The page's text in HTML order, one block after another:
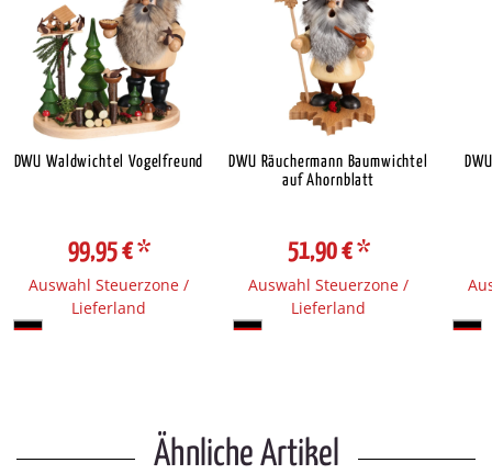
DWU Waldwichtel Vogelfreund
99,95 €*
Auswahl Steuerzone /
Lieferland
DWU Räuchermann Baumwichtel
auf Ahornblatt
51,90 €*
Auswahl Steuerzone /
Lieferland
Ähnliche Artikel